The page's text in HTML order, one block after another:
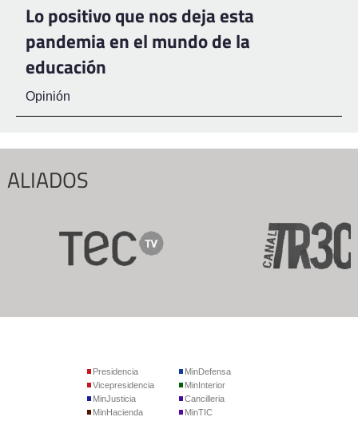
Lo positivo que nos deja esta
pandemia en el mundo de la
educación
Opinión
ALIADOS
Presidencia
Vicepresidencia
MinJusticia
MinDefensa
MinInterior
Cancilleria
MinHacienda
MinTIC